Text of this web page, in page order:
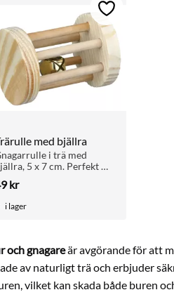
med bjällra
i trä med
5 x 7 cm. Perfekt
fåglar. Stimulerar
kr
Lägg till i
i lager
och gnagareär avgörande för att
av naturligt trä och erbjuder
vilket kan skada både buren